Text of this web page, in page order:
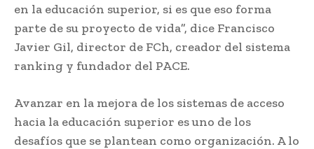
en la educación superior, si es que eso forma
parte de su proyecto de vida”, dice Francisco
Javier Gil, director de FCh, creador del sistema
ranking y fundador del PACE.
Avanzar en la mejora de los sistemas de acceso
hacia la educación superior es uno de los
desafíos que se plantean como organización. A lo